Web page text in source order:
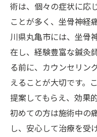
術は、個々の症状に応
ことが多く、坐骨神経
川県丸亀市には、坐骨
在し、経験豊富な鍼灸
る前に、カウンセリン
えることが大切です。
提案してもらえ、効果
初めての方は施術中の
し、安心して治療を受